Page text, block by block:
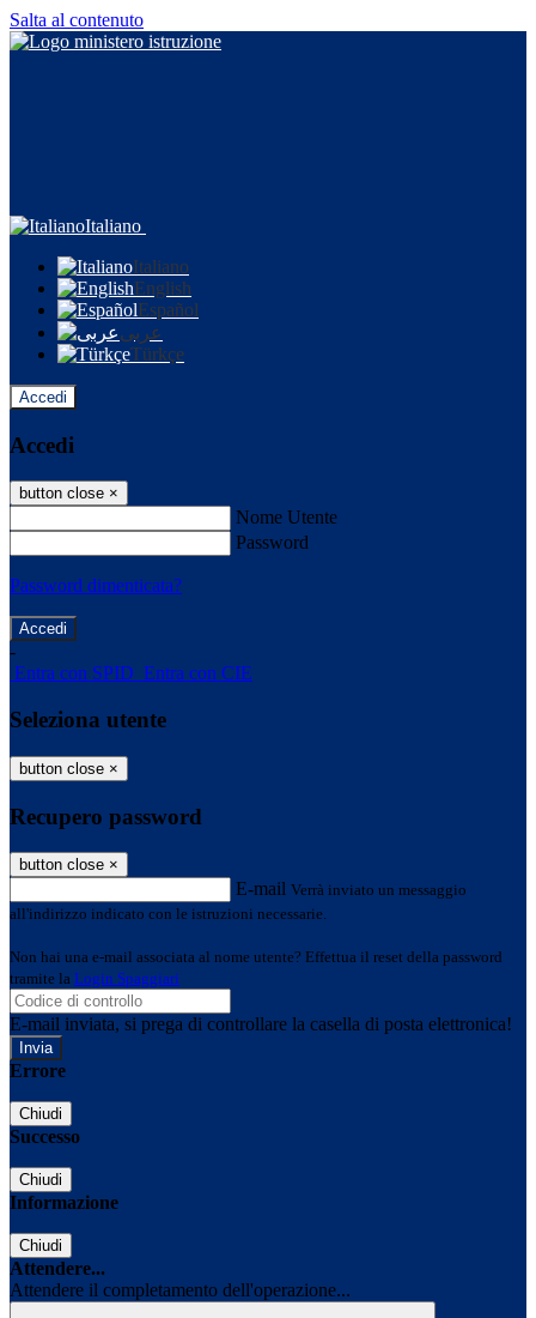
Salta al contenuto
Italiano
Italiano
English
Español
عربى
Türkçe
Accedi
Accedi
button close ×
Nome Utente
Password
Password dimenticata?
-
Entra con SPID Entra con CIE
Seleziona utente
button close ×
Recupero password
button close ×
E-mail Verrà inviato un messaggio
all'indirizzo indicato con le istruzioni necessarie.
Non hai una e-mail associata al nome utente? Effettua il reset della password
tramite la Login Spaggiari
E-mail inviata, si prega di controllare la casella di posta elettronica!
Errore
Chiudi
Successo
Chiudi
Informazione
Chiudi
Attendere...
Attendere il completamento dell'operazione...